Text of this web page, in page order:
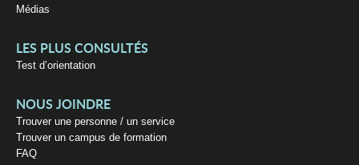
Médias
LES PLUS CONSULTÉS
Test d’orientation
NOUS JOINDRE
Trouver une personne / un service
Trouver un campus de formation
FAQ